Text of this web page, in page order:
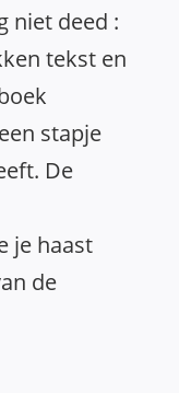
niet deed :
tekst en
stapje
De
je haast
de